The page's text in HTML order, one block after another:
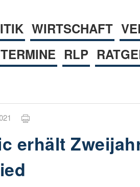
WIRTSCHAFT
TERMINE RLP
erhält